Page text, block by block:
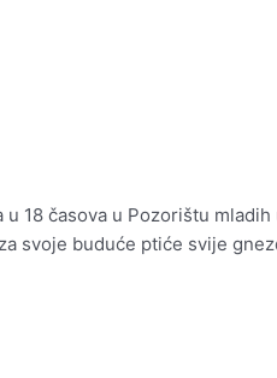
18 časova u Pozorištu
svoje buduće ptiće svije